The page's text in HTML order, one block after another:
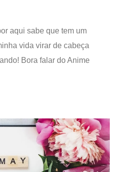
aqui sabe que tem um
vida virar de cabeça
Bora falar do Anime